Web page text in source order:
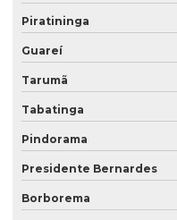
Piratininga
Guareí
Tarumã
Tabatinga
Pindorama
Presidente Bernardes
Borborema